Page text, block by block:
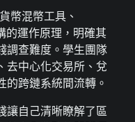
幣混幣工具、
的運作原理，明確其
調查難度。學生團隊
去中心化交易所、兌
的跨鏈系統間流轉。
讓自己清晰瞭解了區